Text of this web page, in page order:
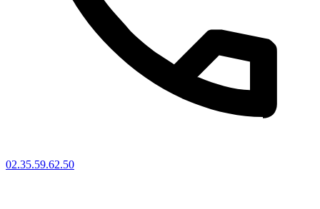
02.35.59.62.50